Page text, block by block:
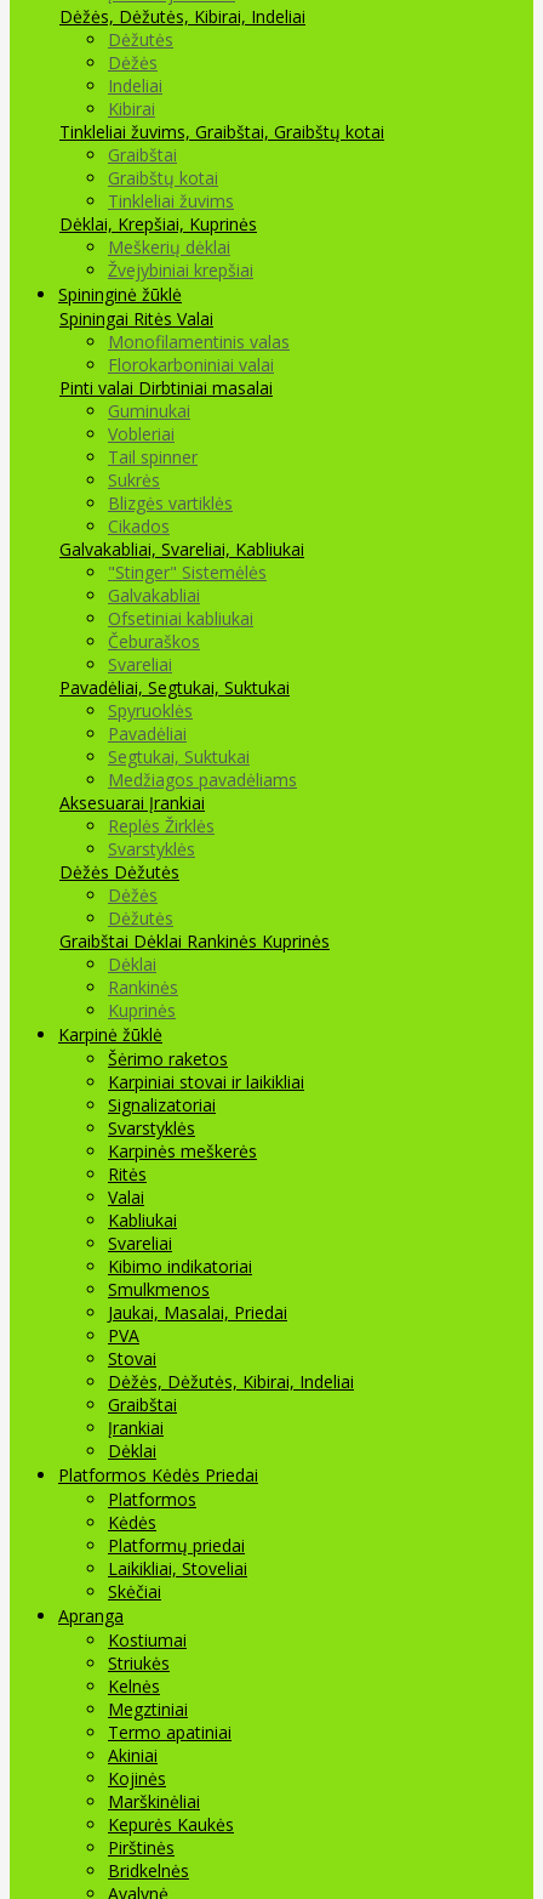
Dėžės, Dėžutės, Kibirai, Indeliai
Dėžutės
Dėžės
Indeliai
Kibirai
Tinkleliai žuvims, Graibštai, Graibštų kotai
Graibštai
Graibštų kotai
Tinkleliai žuvims
Dėklai, Krepšiai, Kuprinės
Meškerių dėklai
Žvejybiniai krepšiai
Spininginė žūklė
Spiningai Ritės Valai
Monofilamentinis valas
Florokarboniniai valai
Pinti valai Dirbtiniai masalai
Guminukai
Vobleriai
Tail spinner
Sukrės
Blizgės vartiklės
Cikados
Galvakabliai, Svareliai, Kabliukai
"Stinger" Sistemėlės
Galvakabliai
Ofsetiniai kabliukai
Čeburaškos
Svareliai
Pavadėliai, Segtukai, Suktukai
Spyruoklės
Pavadėliai
Segtukai, Suktukai
Medžiagos pavadėliams
Aksesuarai Įrankiai
Replės Žirklės
Svarstyklės
Dėžės Dėžutės
Dėžės
Dėžutės
Graibštai Dėklai Rankinės Kuprinės
Dėklai
Rankinės
Kuprinės
Karpinė žūklė
Šėrimo raketos
Karpiniai stovai ir laikikliai
Signalizatoriai
Svarstyklės
Karpinės meškerės
Ritės
Valai
Kabliukai
Svareliai
Kibimo indikatoriai
Smulkmenos
Jaukai, Masalai, Priedai
PVA
Stovai
Dėžės, Dėžutės, Kibirai, Indeliai
Graibštai
Įrankiai
Dėklai
Platformos Kėdės Priedai
Platformos
Kėdės
Platformų priedai
Laikikliai, Stoveliai
Skėčiai
Apranga
Kostiumai
Striukės
Kelnės
Megztiniai
Termo apatiniai
Akiniai
Kojinės
Marškinėliai
Kepurės Kaukės
Pirštinės
Bridkelnės
Avalynė